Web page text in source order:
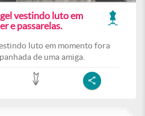
vestindo luto em
e passarelas.
luto em momento fora
de uma amiga.